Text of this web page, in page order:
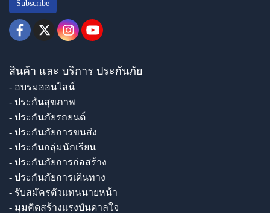
Subscribe
สินค้า และ บริการ ประกันภัย
- อบรมออนไลน์
- ประกันสุขภาพ
- ประกันภัยรถยนต์
- ประกันภัยการขนส่ง
- ประกันกลุ่มนักเรียน
- ประกันภัยการก่อสร้าง
- ประกันภัยการเดินทาง
- รับสมัครตัวแทนนายหน้า
- มุมคิดสร้างแรงบันดาลใจ